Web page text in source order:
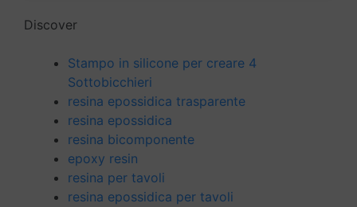
Discover
Stampo in silicone per creare 4
Sottobicchieri
resina epossidica trasparente
resina epossidica
resina bicomponente
epoxy resin
resina per tavoli
resina epossidica per tavoli